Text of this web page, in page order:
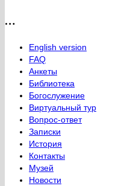
…
English version
FAQ
Анкеты
Библиотека
Богослужение
Виртуальный тур
Вопрос-ответ
Записки
История
Контакты
Музей
Новости